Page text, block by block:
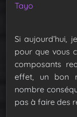
Tayo
Si aujourd’hui,
pour que vous
composants
effet, un bon
nombre
pas à faire des